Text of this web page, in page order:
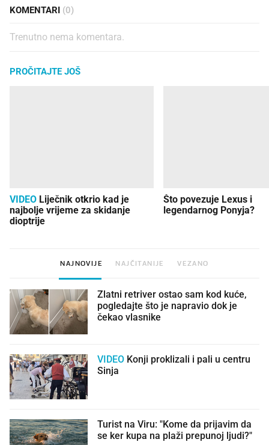
KOMENTARI (0)
Trenutno nema komentara.
PROČITAJTE JOŠ
VIDEO
najbolje vrijeme za skidanje
dioptrije
Što povezuje Lexus i
legendarnog Ponyja?
NAJNOVIJE NAJČITANIJE VEZANO
Zlatni retriver ostao sam kod kuće,
pogledajte što je napravio dok je
čekao vlasnike
VIDEO
Sinja
Turist na Viru: "Kome da prijavim da
se ker kupa na plaži prepunoj ljudi?"